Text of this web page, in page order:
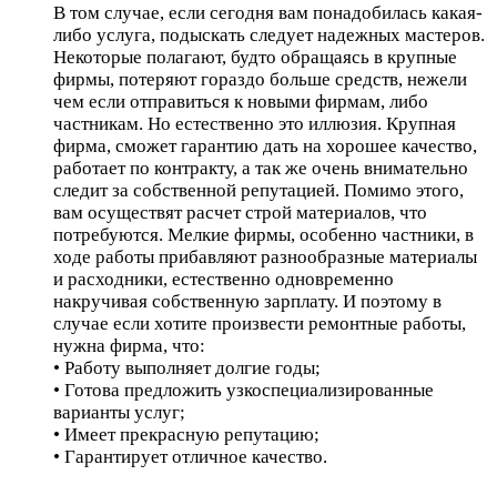
В том случае, если сегодня вам понадобилась какая-
либо услуга, подыскать следует надежных мастеров.
Некоторые полагают, будто обращаясь в крупные
фирмы, потеряют гораздо больше средств, нежели
чем если отправиться к новыми фирмам, либо
частникам. Но естественно это иллюзия. Крупная
фирма, сможет гарантию дать на хорошее качество,
работает по контракту, а так же очень внимательно
следит за собственной репутацией. Помимо этого,
вам осуществят расчет строй материалов, что
потребуются. Мелкие фирмы, особенно частники, в
ходе работы прибавляют разнообразные материалы
и расходники, естественно одновременно
накручивая собственную зарплату. И поэтому в
случае если хотите произвести ремонтные работы,
нужна фирма, что:
• Работу выполняет долгие годы;
• Готова предложить узкоспециализированные
варианты услуг;
• Имеет прекрасную репутацию;
• Гарантирует отличное качество.